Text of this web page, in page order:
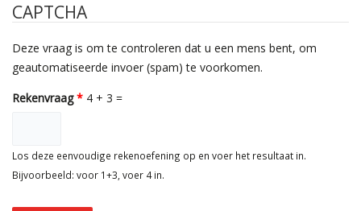
CAPTCHA
Deze vraag is om te controleren dat u een mens bent, om
geautomatiseerde invoer (spam) te voorkomen.
Rekenvraag* 4 + 3 =
Los deze eenvoudige rekenoefening op en voer het resultaat in.
Bijvoorbeeld: voor 1+3, voer 4 in.